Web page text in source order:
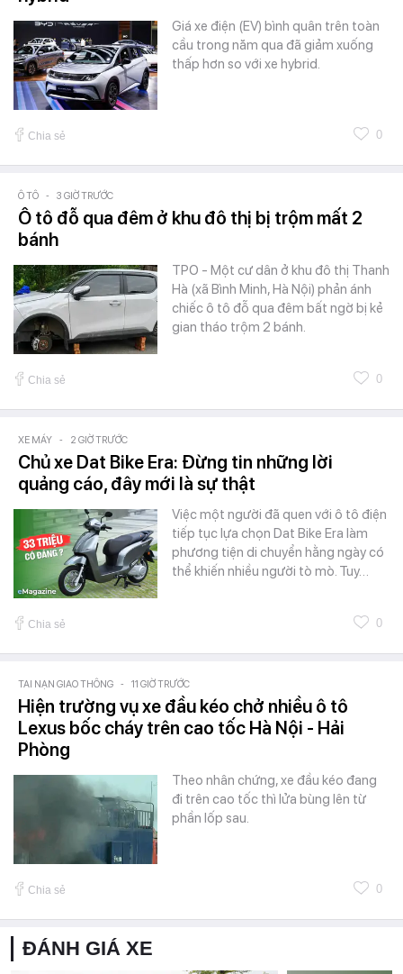
Giá xe điện (EV) bình quân trên toàn
cầu trong năm qua đã giảm xuống
thấp hơn so với xe hybrid.
Chia sẻ 0
Ô TÔ - 3 GIỜ TRƯỚC
Ô tô đỗ qua đêm ở khu đô thị bị trộm mất 2
bánh
TPO - Một cư dân ở khu đô thị Thanh
Hà (xã Bình Minh, Hà Nội) phản ánh
chiếc ô tô đỗ qua đêm bất ngờ bị kẻ
gian tháo trộm 2 bánh.
Chia sẻ 0
XE MÁY - 2 GIỜ TRƯỚC
Chủ xe Dat Bike Era: Đừng tin những lời
quảng cáo, đây mới là sự thật
Việc một người đã quen với ô tô điện
tiếp tục lựa chọn Dat Bike Era làm
phương tiện di chuyển hằng ngày có
thể khiến nhiều người tò mò. Tuy…
Chia sẻ 0
TAI NẠN GIAO THÔNG - 11 GIỜ TRƯỚC
Hiện trường vụ xe đầu kéo chở nhiều ô tô
Lexus bốc cháy trên cao tốc Hà Nội - Hải
Phòng
Theo nhân chứng, xe đầu kéo đang
đi trên cao tốc thì lửa bùng lên từ
phần lốp sau.
Chia sẻ 0
ĐÁNH GIÁ XE